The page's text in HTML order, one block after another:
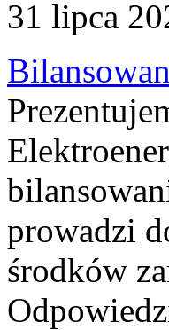
31 lipca
prowadzi
środków